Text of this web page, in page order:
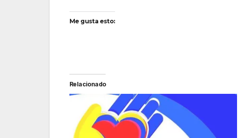
Me gusta esto:
Relacionado